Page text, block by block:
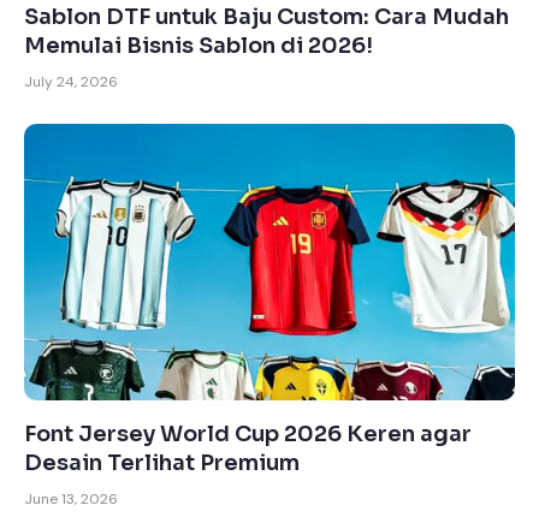
Sablon DTF untuk Baju Custom: Cara Mudah
Memulai Bisnis Sablon di 2026!
July 24, 2026
Font Jersey World Cup 2026 Keren agar
Desain Terlihat Premium
June 13, 2026